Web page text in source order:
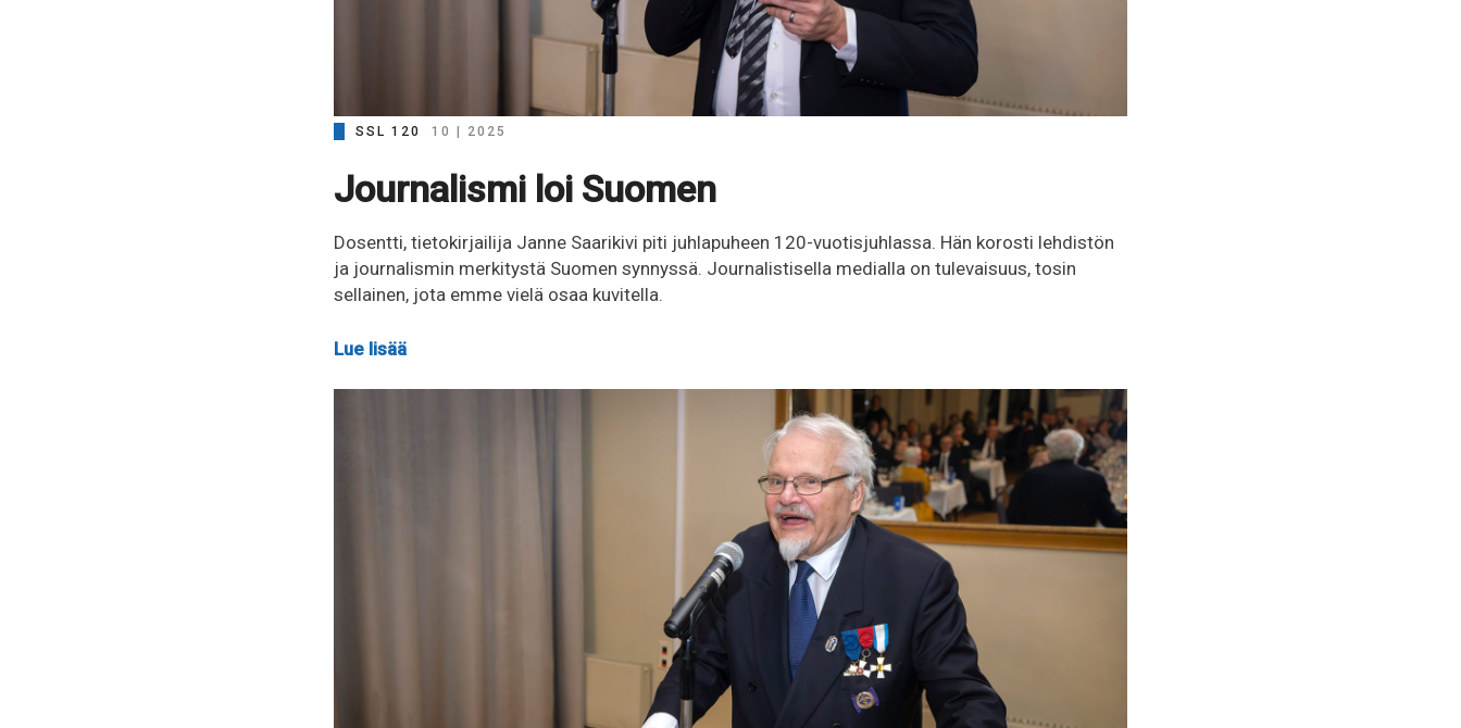
SSL 120 10 | 2025
Journalismi loi Suomen
Dosentti, tietokirjailija Janne Saarikivi piti juhlapuheen 120-vuotisjuhlassa. Hän korosti lehdistön
ja journalismin merkitystä Suomen synnyssä. Journalistisella medialla on tulevaisuus, tosin
sellainen, jota emme vielä osaa kuvitella.
Lue lisää